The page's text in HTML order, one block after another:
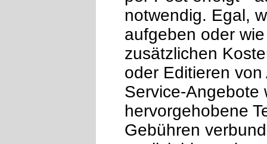
notwendig. Egal,
aufgeben oder
zusätzlichen
oder Editieren
Service-Angebote
hervorgehobene
Gebühren